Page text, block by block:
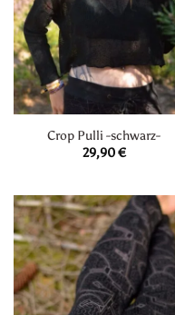
Crop Pulli -schwarz-
29,90€